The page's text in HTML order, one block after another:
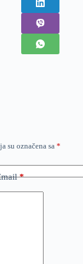
su označena sa *
*